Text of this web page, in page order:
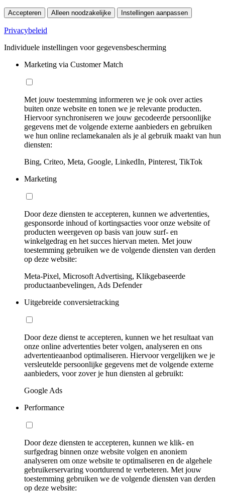
Accepteren Alleen noodzakelijke Instellingen aanpassen
Privacybeleid
Individuele instellingen voor gegevensbescherming
Marketing via Customer Match
Met jouw toestemming informeren we je ook over acties
buiten onze website en tonen we je relevante producten.
Hiervoor synchroniseren we jouw gecodeerde persoonlijke
gegevens met de volgende externe aanbieders en gebruiken
we hun online reclamekanalen als je al gebruik maakt van hun
diensten:
Bing, Criteo, Meta, Google, LinkedIn, Pinterest, TikTok
Marketing
Door deze diensten te accepteren, kunnen we advertenties,
gesponsorde inhoud of kortingsacties voor onze website of
producten weergeven op basis van jouw surf- en
winkelgedrag en het succes hiervan meten. Met jouw
toestemming gebruiken we de volgende diensten van derden
op deze website:
Meta-Pixel, Microsoft Advertising, Klikgebaseerde
productaanbevelingen, Ads Defender
Uitgebreide conversietracking
Door deze dienst te accepteren, kunnen we het resultaat van
onze online advertenties beter volgen, analyseren en ons
advertentieaanbod optimaliseren. Hiervoor vergelijken we je
versleutelde persoonlijke gegevens met de volgende externe
aanbieders, voor zover je hun diensten al gebruikt:
Google Ads
Performance
Door deze diensten te accepteren, kunnen we klik- en
surfgedrag binnen onze website volgen en anoniem
analyseren om onze website te optimaliseren en de algehele
gebruikerservaring voortdurend te verbeteren. Met jouw
toestemming gebruiken we de volgende diensten van derden
op deze website: